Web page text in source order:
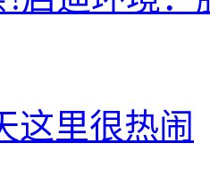
这里很热闹